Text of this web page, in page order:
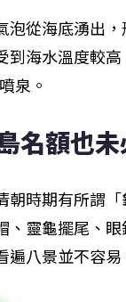
從海底湧出
海水溫度較
泉。
名額也
時期有所謂
靈龜擺尾、
八景並不容易